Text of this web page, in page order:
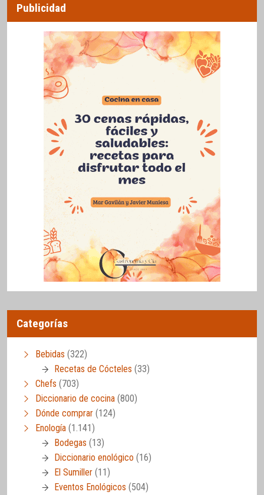
Publicidad
Categorías
Bebidas (322)
Recetas de Cócteles (33)
Chefs (703)
Diccionario de cocina (800)
Dónde comprar (124)
Enología (1.141)
Bodegas (13)
Diccionario enológico (16)
El Sumiller (11)
Eventos Enológicos (504)